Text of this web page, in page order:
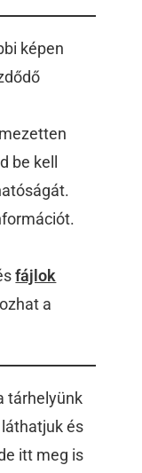
képen
be kell
fájlok
a
tárhelyünk
és
itt meg is